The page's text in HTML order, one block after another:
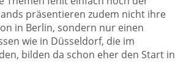
präsentieren zudem nicht ihre
in Berlin, sondern nur einen
wie in Düsseldorf, die im
bilden da schon eher den Start in